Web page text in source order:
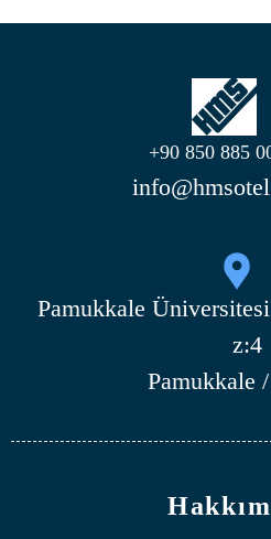
+90 850 885
Pamukkale
z:4
Pamukkale